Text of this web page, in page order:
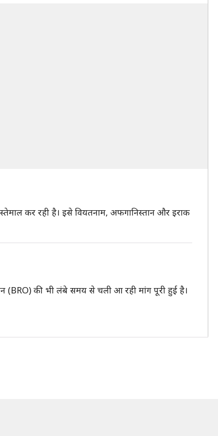
कर रही है। इसे वियतनाम, अफगानिस्तान और इराक
(BRO) की भी लंबे समय से चली आ रही मांग पूरी हुई है।